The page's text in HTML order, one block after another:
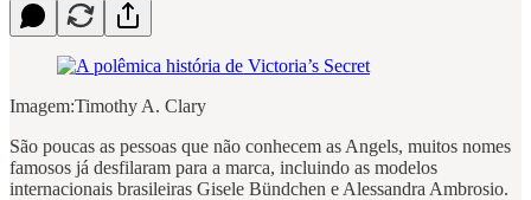
Imagem:Timothy A. Clary
São poucas as pessoas que não conhecem as Angels, muitos nomes
famosos já desfilaram para a marca, incluindo as modelos
internacionais brasileiras Gisele Bündchen e Alessandra Ambrosio.